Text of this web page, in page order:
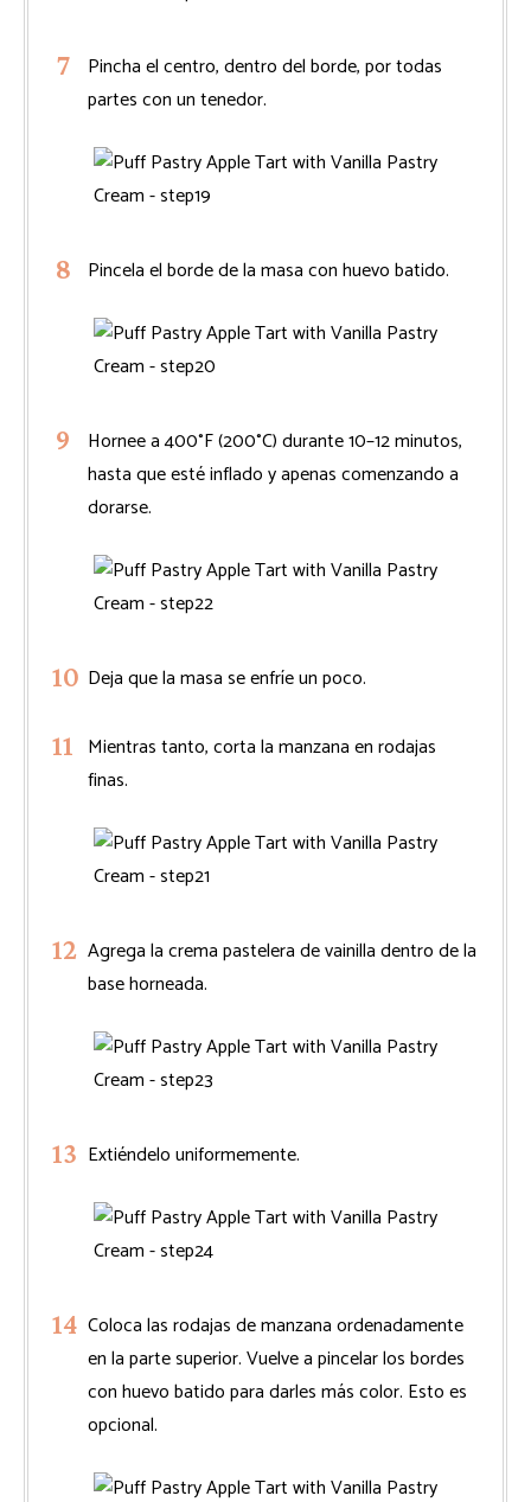
Pincha el centro, dentro del borde, por todas
partes con un tenedor.
Pincela el borde de la masa con huevo batido.
Hornee a 400°F (200°C) durante 10–12 minutos,
hasta que esté inflado y apenas comenzando a
dorarse.
Deja que la masa se enfríe un poco.
Mientras tanto, corta la manzana en rodajas
finas.
Agrega la crema pastelera de vainilla dentro de la
base horneada.
Extiéndelo uniformemente.
Coloca las rodajas de manzana ordenadamente
en la parte superior. Vuelve a pincelar los bordes
con huevo batido para darles más color. Esto es
opcional.